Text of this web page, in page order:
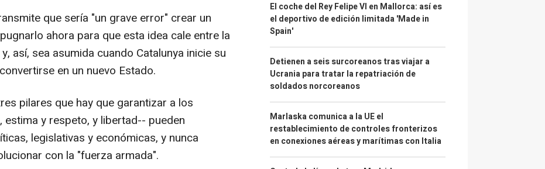
que sería "un grave error" crear un
ahora para que esta idea cale entre la
así, sea asumida cuando Catalunya inicie su
en un nuevo Estado.
pilares que hay que garantizar a los
estima y respeto, y libertad-- pueden
legislativas y económicas, y nunca
con la "fuerza armada".
El coche del Rey Felipe VI en Mallorca: así es
el deportivo de edición limitada 'Made in
Spain'
Detienen a seis surcoreanos tras viajar a
Ucrania para tratar la repatriación de
soldados norcoreanos
Marlaska comunica a la UE el
restablecimiento de controles fronterizos
en conexiones aéreas y marítimas con Italia